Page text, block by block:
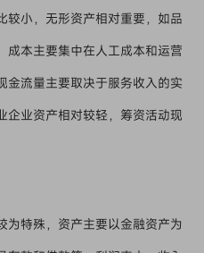
较小，无形资产相对重要，如品
成本主要集中在人工成本和运营
金流量主要取决于服务收入的实
企业资产相对较轻，筹资活动现
为特殊，资产主要以金融资产为